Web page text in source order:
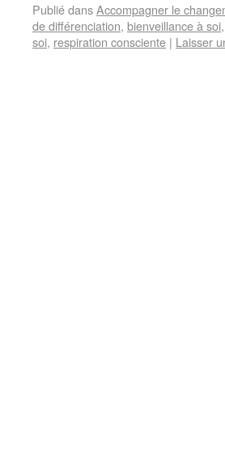
Publié dansAccompagner le
de différenciation, bienveillance à soi,
soi, respiration consciente | Laisser